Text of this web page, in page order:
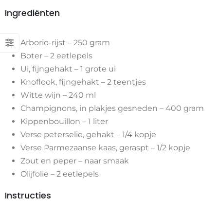
Ingrediënten
Arborio-rijst – 250 gram
Boter – 2 eetlepels
Ui, fijngehakt – 1 grote ui
Knoflook, fijngehakt – 2 teentjes
Witte wijn – 240 ml
Champignons, in plakjes gesneden – 400 gram
Kippenbouillon – 1 liter
Verse peterselie, gehakt – 1/4 kopje
Verse Parmezaanse kaas, geraspt – 1/2 kopje
Zout en peper – naar smaak
Olijfolie – 2 eetlepels
Instructies